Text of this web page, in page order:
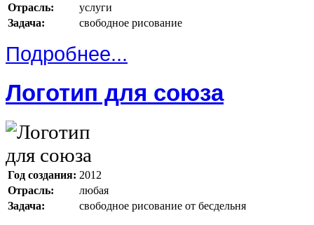
Отрасль:
услуги
Задача:
свободное рисование
Подробнее...
Логотип для союза
Год создания: 2012
Отрасль:
любая
Задача:
свободное рисование от бесдельня